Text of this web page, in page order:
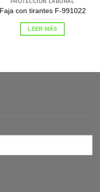
PROTECCIÓN LABORAL
Faja con tirantes F-991022
LEER MÁS